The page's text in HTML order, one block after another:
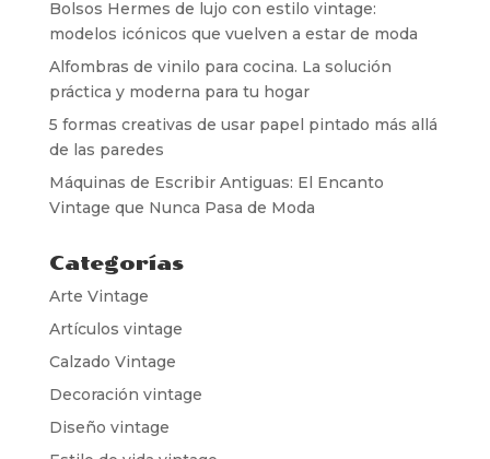
Bolsos Hermes de lujo con estilo vintage:
modelos icónicos que vuelven a estar de moda
Alfombras de vinilo para cocina. La solución
práctica y moderna para tu hogar
5 formas creativas de usar papel pintado más allá
de las paredes
Máquinas de Escribir Antiguas: El Encanto
Vintage que Nunca Pasa de Moda
Categorías
Arte Vintage
Artículos vintage
Calzado Vintage
Decoración vintage
Diseño vintage